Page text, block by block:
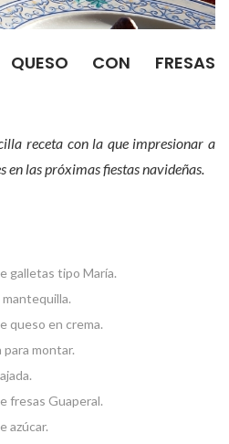
CON FRESAS
receta con la que impresionar a
en las próximas fiestas navideñas.
galletas tipo María.
queso en crema.
montar.
fresas Guaperal.
azúcar.